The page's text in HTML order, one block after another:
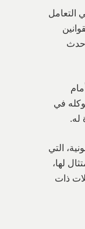
التعامل
في
له.
التي
لها،
ذات